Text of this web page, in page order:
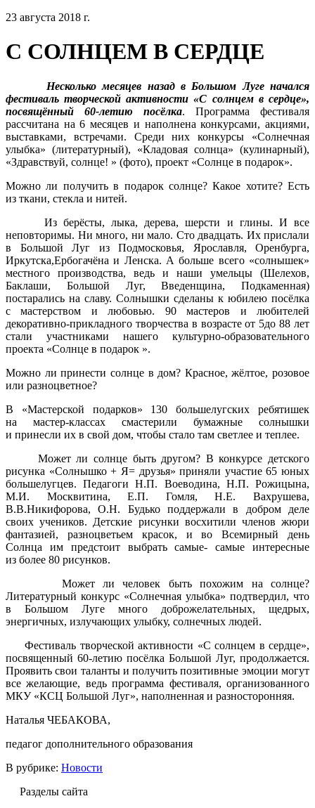
23 августа 2018 г.
С СОЛНЦЕМ В СЕРДЦЕ
Несколько месяцев назад в Большом Луге начался
фестиваль творческой активности «С солнцем в сердце»,
посвящённый 60-летию посёлка. Программа фестиваля
рассчитана на 6 месяцев и наполнена конкурсами, акциями,
выставками, встречами. Среди них конкурсы «Солнечная
улыбка» (литературный), «Кладовая солнца» (кулинарный),
«Здравствуй, солнце! » (фото), проект «Солнце в подарок».
Можно ли получить в подарок солнце? Какое хотите? Есть
из ткани, стекла и нитей.
Из берёсты, лыка, дерева, шерсти и глины. И все
неповторимы. Ни много, ни мало. Сто двадцать. Их прислали
в Большой Луг из Подмосковья, Ярославля, Оренбурга,
Иркутска,Ербогачёна и Ленска. А больше всего «солнышек»
местного производства, ведь и наши умельцы (Шелехов,
Баклаши, Большой Луг, Введенщина, Подкаменная)
постарались на славу. Солнышки сделаны к юбилею посёлка
с мастерством и любовью. 90 мастеров и любителей
декоративно-прикладного творчества в возрасте от 5до 88 лет
стали участниками нашего культурно-образовательного
проекта «Солнце в подарок ».
Можно ли принести солнце в дом? Красное, жёлтое, розовое
или разноцветное?
В «Мастерской подарков» 130 большелугских ребятишек
на мастер-классах смастерили бумажные солнышки
и принесли их в свой дом, чтобы стало там светлее и теплее.
Может ли солнце быть другом? В конкурсе детского
рисунка «Солнышко + Я= друзья» приняли участие 65 юных
большелугцев. Педагоги Н.П. Воеводина, Н.П. Рожицына,
М.И. Москвитина, Е.П. Гомля, Н.Е. Вахрушева,
В.В.Никифорова, О.Н. Будько поддержали в добром деле
своих учеников. Детские рисунки восхитили членов жюри
фантазией, разноцветьем красок, и во Всемирный день
Солнца им предстоит выбрать самые- самые интересные
из более 80 рисунков.
Может ли человек быть похожим на солнце?
Литературный конкурс «Солнечная улыбка» подтвердил, что
в Большом Луге много доброжелательных, щедрых,
энергичных, излучающих улыбку, солнечных людей.
Фестиваль творческой активности «С солнцем в сердце»,
посвященный 60-летию посёлка Большой Луг, продолжается.
Проявить свои таланты и получить позитивные эмоции могут
все желающие, ведь программа фестиваля, организованного
МКУ «КСЦ Большой Луг», наполненная и разносторонняя.
Наталья ЧЕБАКОВА,
педагог дополнительного образования
В рубрике: Новости
Разделы сайта